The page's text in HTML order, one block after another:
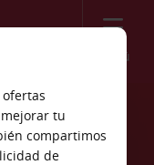
Menú
tu
compartimos
de